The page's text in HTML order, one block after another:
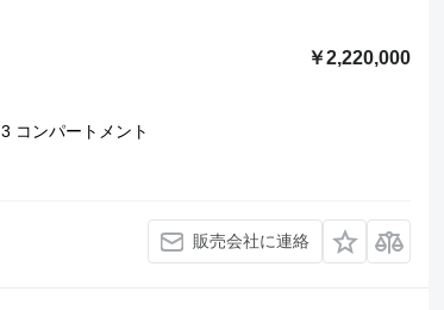
￥2,220,000
3 コンパートメント
販売会社に連絡